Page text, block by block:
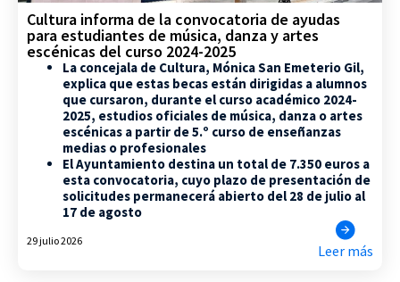
Cultura informa de la convocatoria de ayudas
para estudiantes de música, danza y artes
escénicas del curso 2024-2025
La concejala de Cultura, Mónica San Emeterio Gil,
explica que estas becas están dirigidas a alumnos
que cursaron, durante el curso académico 2024-
2025, estudios oficiales de música, danza o artes
escénicas a partir de 5.º curso de enseñanzas
medias o profesionales
El Ayuntamiento destina un total de 7.350 euros a
esta convocatoria, cuyo plazo de presentación de
solicitudes permanecerá abierto del 28 de julio al
17 de agosto
29 julio 2026
Leer más